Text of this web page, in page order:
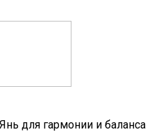
для гармонии и баланса